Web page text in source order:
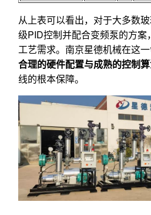
从上表可以看出，对于大多数
级PID控制并配合变频泵的方案
工艺需求。南京星德机械在这一
合理的硬件配置与成熟的控制
线的根本保障。